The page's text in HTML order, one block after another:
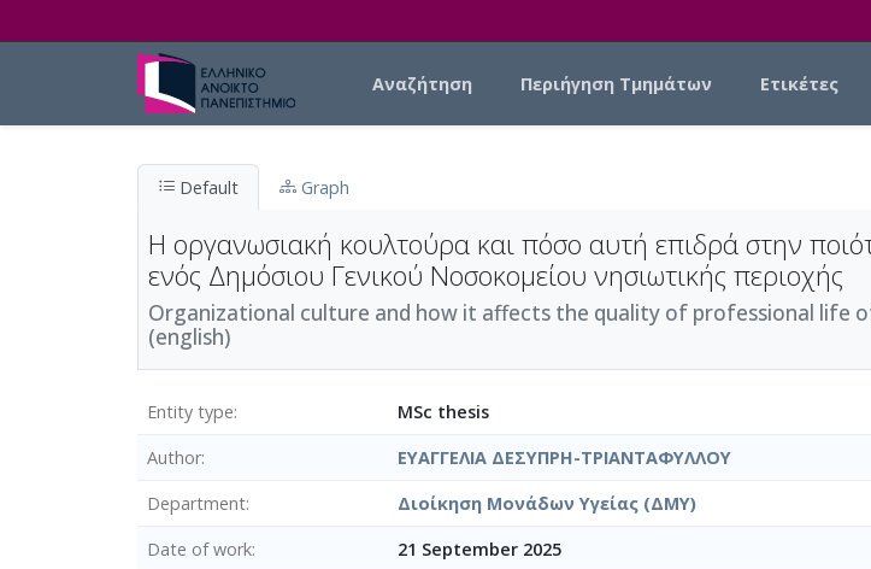
Αναζήτηση Περιήγηση Τμημάτων Ετικέτες
Default Graph
Η οργανωσιακή κουλτούρα και πόσο αυτή επιδρά στην
ενός Δημόσιου Γενικού Νοσοκομείου νησιωτικής περιοχής
Organizational culture and how it affects the quality of professional life
(english)
Entity type
MSc thesis
Author
ΕΥΑΓΓΕΛΙΑ ΔΕΣΥΠΡΗ-ΤΡΙΑΝΤΑΦΥΛΛΟΥ
Department
Διοίκηση Μονάδων Υγείας (ΔΜΥ)
Date of work
21 September 2025